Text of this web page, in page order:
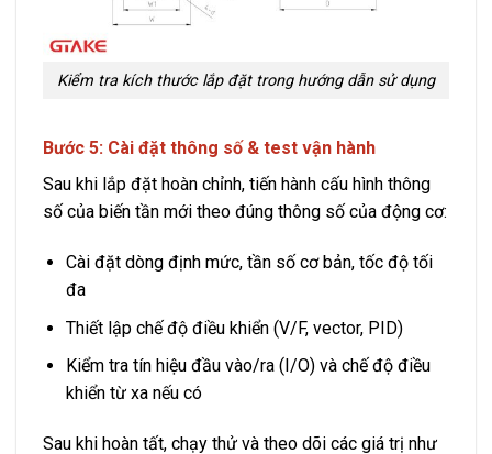
Kiểm tra kích thước lắp đặt trong hướng dẫn sử dụng
Bước 5: Cài đặt thông số & test vận hành
Sau khi lắp đặt hoàn chỉnh, tiến hành cấu hình thông
số của biến tần mới theo đúng thông số của động cơ:
Cài đặt dòng định mức, tần số cơ bản, tốc độ tối
đa
Thiết lập chế độ điều khiển (V/F, vector, PID)
Kiểm tra tín hiệu đầu vào/ra (I/O) và chế độ điều
khiển từ xa nếu có
Sau khi hoàn tất, chạy thử và theo dõi các giá trị như